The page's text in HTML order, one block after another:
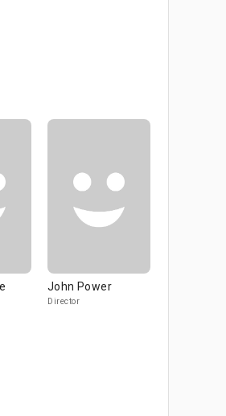
John Power
Director